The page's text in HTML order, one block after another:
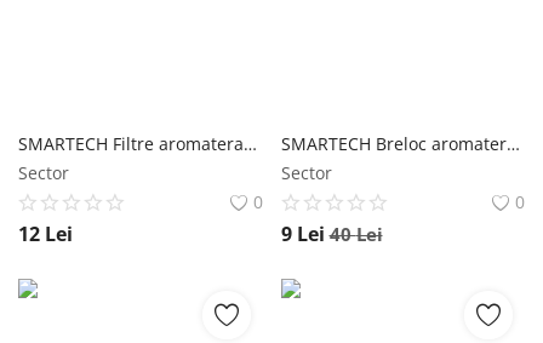
SMARTECH Filtre aromaterapie bumbac pentru breloc aromaterapie, 25mm, Set 10 Buc
Sector
0
12 Lei
SMARTECH Breloc aromaterapie, difuzor pentru uleiuri esentiale V16
Sector
0
9 Lei 40Lei